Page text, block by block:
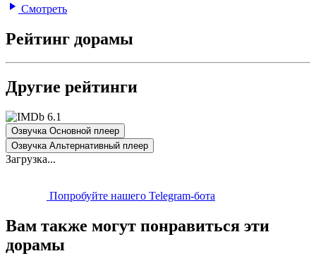
Смотреть
Рейтинг дорамы
Другие рейтинги
6.1
Озвучка Основной плеер
Озвучка Альтернативный плеер
Загрузка...
Попробуйте нашего Telegram-бота
Вам также могут понравиться эти
дорамы